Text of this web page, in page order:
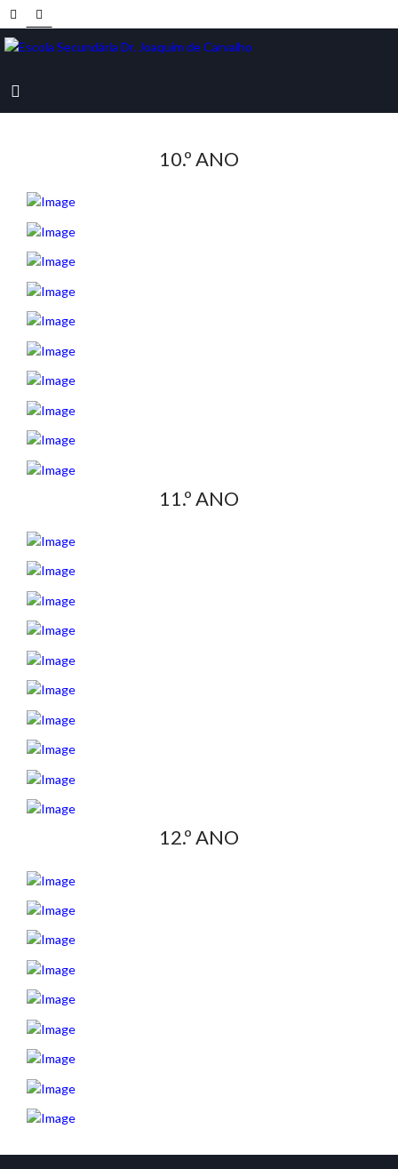
10.º ANO
11.º ANO
12.º ANO